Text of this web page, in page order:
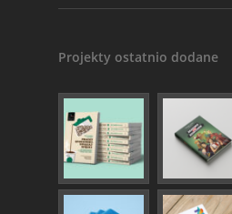
Projekty ostatnio dodane